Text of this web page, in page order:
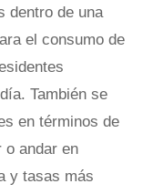
dentro de una
el consumo de
También se
en términos de
o andar en
y tasas más